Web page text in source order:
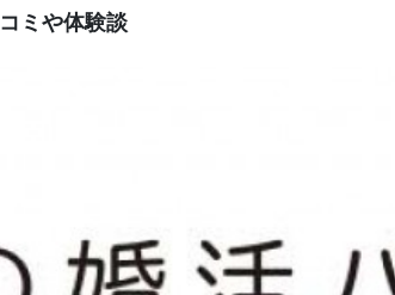
ミや体験談